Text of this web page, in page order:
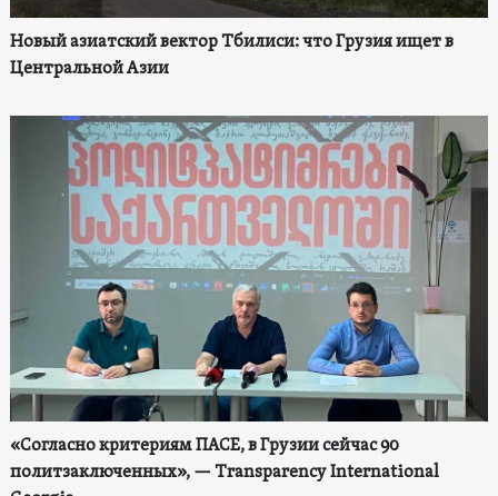
Новый азиатский вектор Тбилиси: что Грузия ищет в
Центральной Азии
«Согласно критериям ПАСЕ, в Грузии сейчас 90
политзаключенных», — Transparency International